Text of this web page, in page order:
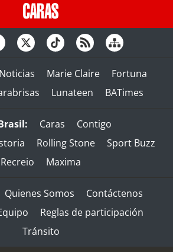
Noticias Marie Claire
Fortuna
Lunateen BATimes
Caras
Contigo
Rolling Stone
Sport Buzz
Recreio
Maxima
Quienes Somos
Contáctenos
Reglas de participación
Tránsito